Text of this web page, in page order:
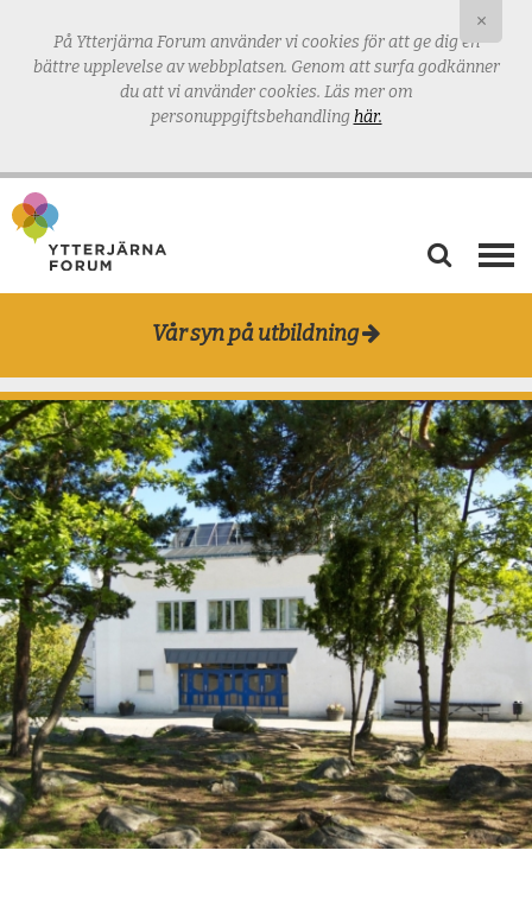
På Ytterjärna Forum använder vi cookies för att ge dig en
bättre upplevelse av webbplatsen. Genom att surfa godkänner
du att vi använder cookies. Läs mer om
personuppgiftsbehandlinghär.
×
VÅRD & OMSORG
TANKERUM
MAT & ODLING
UTBILDNING
BLOGG & PODD
OM YTTERJÄRNA FORUM
ARKIV
PRESS
FACEBOOK
Vår syn på utbildning